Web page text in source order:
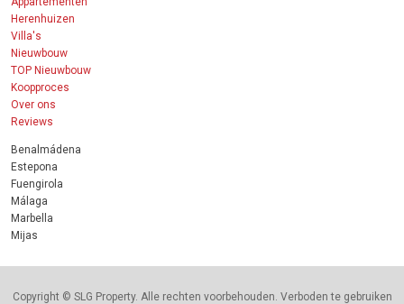
Herenhuizen
Villa's
Nieuwbouw
TOP Nieuwbouw
Koopproces
Over ons
Reviews
Benalmádena
Estepona
Fuengirola
Málaga
Marbella
Mijas
Copyright © SLG Property. Alle rechten voorbehouden. Verboden te gebruiken